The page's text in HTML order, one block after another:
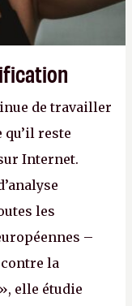
de travailler
reste
Internet.
les
–
la
elle étudie